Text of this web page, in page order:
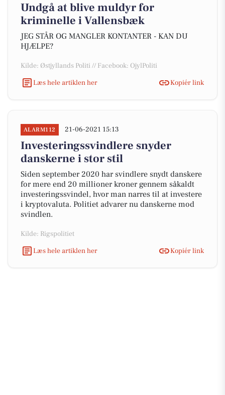
Undgå at blive muldyr for
kriminelle i Vallensbæk
JEG STÅR OG MANGLER KONTANTER - KAN DU
HJÆLPE?
Kilde: Østjyllands Politi // Facebook: OjylPoliti
Læs hele artiklen her
Kopiér link
ALARM112 21-06-2021 15:13
Investeringssvindlere snyder
danskerne i stor stil
Siden september 2020 har svindlere snydt danskere
for mere end 20 millioner kroner gennem såkaldt
investeringssvindel, hvor man narres til at investere
i kryptovaluta. Politiet advarer nu danskerne mod
svindlen.
Kilde: Rigspolitiet
Læs hele artiklen her
Kopiér link